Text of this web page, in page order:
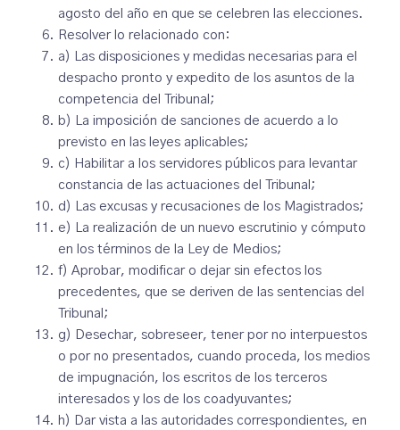
agosto del año en que se celebren las elecciones.
Resolver lo relacionado con:
a) Las disposiciones y medidas necesarias para el
despacho pronto y expedito de los asuntos de la
competencia del Tribunal;
b) La imposición de sanciones de acuerdo a lo
previsto en las leyes aplicables;
c) Habilitar a los servidores públicos para levantar
constancia de las actuaciones del Tribunal;
d) Las excusas y recusaciones de los Magistrados;
e) La realización de un nuevo escrutinio y cómputo
en los términos de la Ley de Medios;
f) Aprobar, modificar o dejar sin efectos los
precedentes, que se deriven de las sentencias del
Tribunal;
g) Desechar, sobreseer, tener por no interpuestos
o por no presentados, cuando proceda, los medios
de impugnación, los escritos de los terceros
interesados y los de los coadyuvantes;
h) Dar vista a las autoridades correspondientes, en